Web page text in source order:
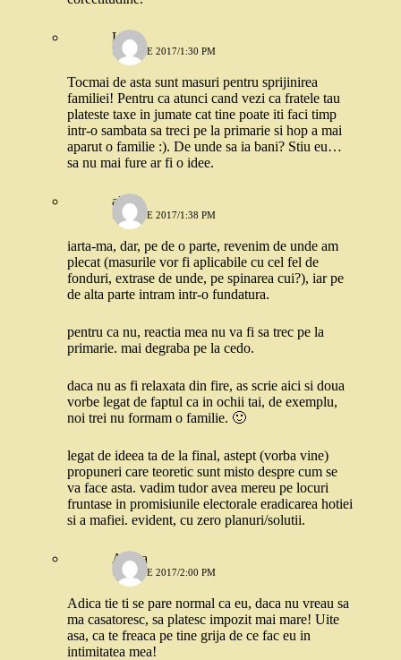
Lia
14 IUNIE 2017/1:30 PM
Tocmai de asta sunt masuri pentru sprijinirea
familiei! Pentru ca atunci cand vezi ca fratele tau
plateste taxe in jumate cat tine poate iti faci timp
intr-o sambata sa treci pe la primarie si hop a mai
aparut o familie :). De unde sa ia bani? Stiu eu…
sa nu mai fure ar fi o idee.
alexa
14 IUNIE 2017/1:38 PM
iarta-ma, dar, pe de o parte, revenim de unde am
plecat (masurile vor fi aplicabile cu cel fel de
fonduri, extrase de unde, pe spinarea cui?), iar pe
de alta parte intram intr-o fundatura.
pentru ca nu, reactia mea nu va fi sa trec pe la
primarie. mai degraba pe la cedo.
daca nu as fi relaxata din fire, as scrie aici si doua
vorbe legat de faptul ca in ochii tai, de exemplu,
noi trei nu formam o familie. 🙂
legat de ideea ta de la final, astept (vorba vine)
propuneri care teoretic sunt misto despre cum se
va face asta. vadim tudor avea mereu pe locuri
fruntase in promisiunile electorale eradicarea hotiei
si a mafiei. evident, cu zero planuri/solutii.
Andra
14 IUNIE 2017/2:00 PM
Adica tie ti se pare normal ca eu, daca nu vreau sa
ma casatoresc, sa platesc impozit mai mare! Uite
asa, ca te freaca pe tine grija de ce fac eu in
intimitatea mea!